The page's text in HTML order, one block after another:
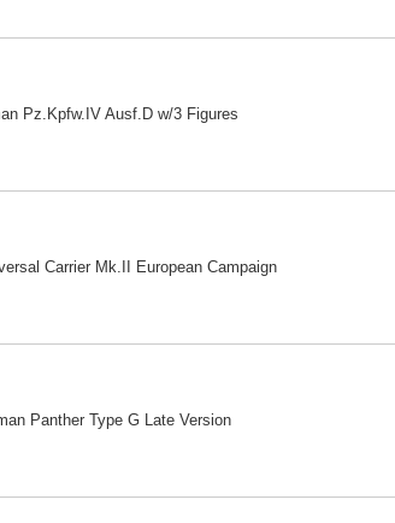
Pz.Kpfw.IV Ausf.D w/3 Figures
Carrier Mk.II European Campaign
Panther Type G Late Version